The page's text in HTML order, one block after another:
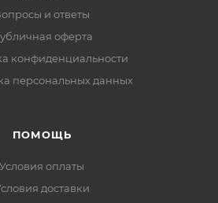
и ответы
оферта
конфиденциальности
персональных данных
ПОМОЩЬ
Условия оплаты
доставки